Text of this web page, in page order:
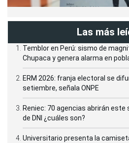
Las más
Temblor en Perú: sismo de
Chupaca y genera alarma en
ERM 2026: franja electoral se
setiembre, señala ONPE
Reniec: 70 agencias abrirán
de DNI ¿cuáles son?
Universitario presenta la